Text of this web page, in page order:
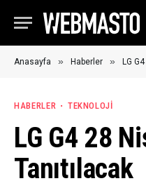
Anasayfa » Haberler » LG
HABERLER TEKNOLOJI
LG G4 28
Tanıtılacak